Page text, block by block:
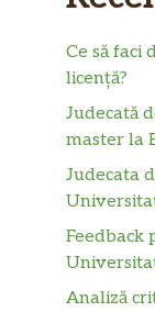
Ce să faci
licență?
Judecată
master la
Judecata
Feedback
Analiză